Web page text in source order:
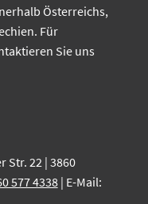
Österreichs,
Für
Sie uns
Str. 22 | 3860
577 4338| E-Mail: